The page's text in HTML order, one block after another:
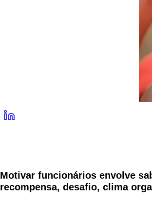
Motivar funcionários envolve
recompensa, desafio, clima